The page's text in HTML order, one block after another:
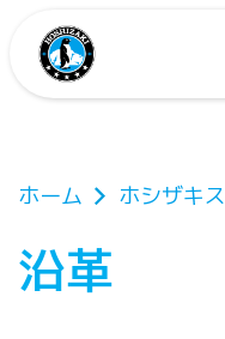
メインコンテンツに
パンくず
ホーム ホシザキ
沿革